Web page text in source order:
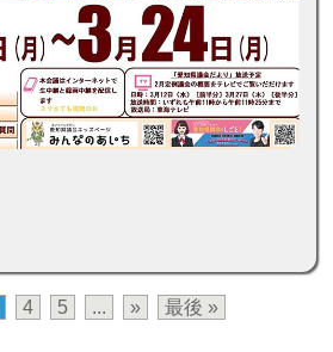
4 5 ... » 最後 »